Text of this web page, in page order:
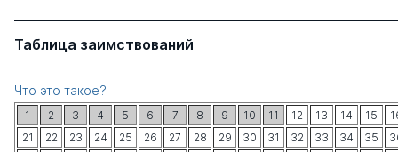
Таблица заимствований
Что это такое?
1 2 3 4 5 6 7 8 9 10 11 12 13 14 15
21
22 23 24 25 26 27 28 29 30 31 32 33 34 35